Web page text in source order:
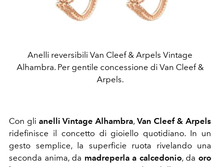
Anelli reversibili Van Cleef & Arpels Vintage
Alhambra. Per gentile concessione di Van Cleef &
Arpels.
Con gli anelli Vintage Alhambra, Van Cleef & Arpels
ridefinisce il concetto di gioiello quotidiano. In un
gesto semplice, la superficie ruota rivelando una
seconda anima, da madreperla a calcedonio, daoro